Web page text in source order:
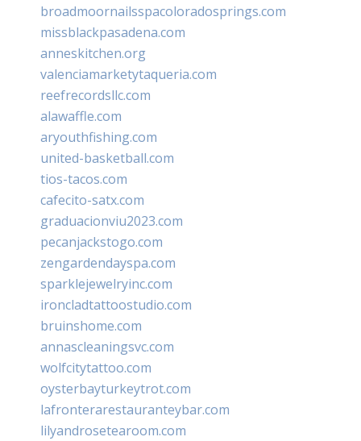
broadmoornailsspacoloradosprings.com
missblackpasadena.com
anneskitchen.org
valenciamarketytaqueria.com
reefrecordsllc.com
alawaffle.com
aryouthfishing.com
united-basketball.com
tios-tacos.com
cafecito-satx.com
graduacionviu2023.com
pecanjackstogo.com
zengardendayspa.com
sparklejewelryinc.com
ironcladtattoostudio.com
bruinshome.com
annascleaningsvc.com
wolfcitytattoo.com
oysterbayturkeytrot.com
lafronterarestauranteybar.com
lilyandrosetearoom.com